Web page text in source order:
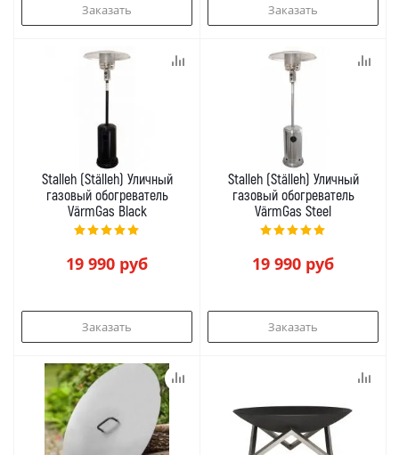
Заказать Заказать
Stalleh (Ställeh) Уличный
газовый обогреватель
VärmGas Black
19 990 руб
Заказать
Stalleh (Ställeh) Уличный
газовый обогреватель
VärmGas Steel
19 990 руб
Заказать